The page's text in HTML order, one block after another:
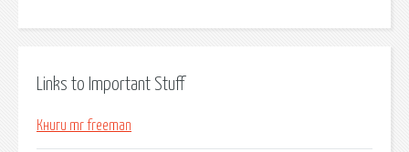
Links to Important Stuff
Книги mr freeman